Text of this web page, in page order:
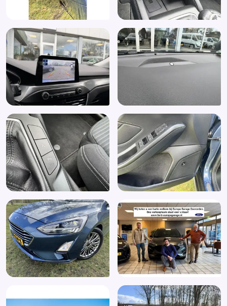
Start/stop systeem
Stuurbekrachtiging snelheidsafhankelijk
Stuur verstelbaar
Stuurwiel multifunctioneel
Stuurwiel verwarmd
Technology Pack
Uitwijk assistent
Verkeersbord detectie
Vermoeidheids herkenning
Verwarmde voorruit
WiFi voorbereiding
Winter-pack
Zij airbag(s) voor